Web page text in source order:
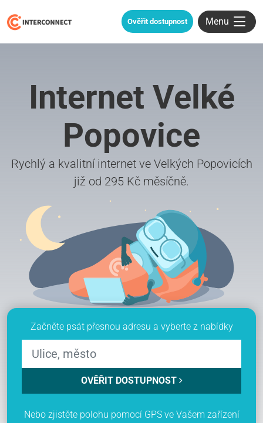
Ověřit dostupnost Menu
Internet Velké
Popovice
Rychlý a kvalitní internet ve Velkých Popovicích
již od 295 Kč měsíčně.
Začněte psát přesnou adresu a vyberte z nabídky
OVĚŘIT DOSTUPNOST
Nebo zjistěte polohu pomocí GPS ve Vašem zařízení